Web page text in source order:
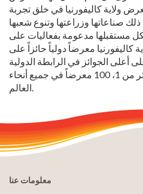
ولاية كاليفورنيا في خلق تجربة
صناعاتها وزراعتها وتنوع شعبها
مستقبلها مدعومة بفعاليات على
كاليفورنيا معرضاً دولياً حائزاً على
أعلى الجوائز في الرابطة الدولية
للمعارض والمعارض من بين أكثر من 1، 100 معرضاً في جميع أنحاء
العالم.
معلومات عنا